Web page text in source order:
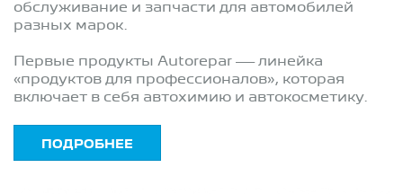
обслуживание и запчасти для автомобилей
разных марок.
Первые продукты Autorepar — линейка
«продуктов для профессионалов», которая
включает в себя автохимию и автокосметику.
ПОДРОБНЕЕ